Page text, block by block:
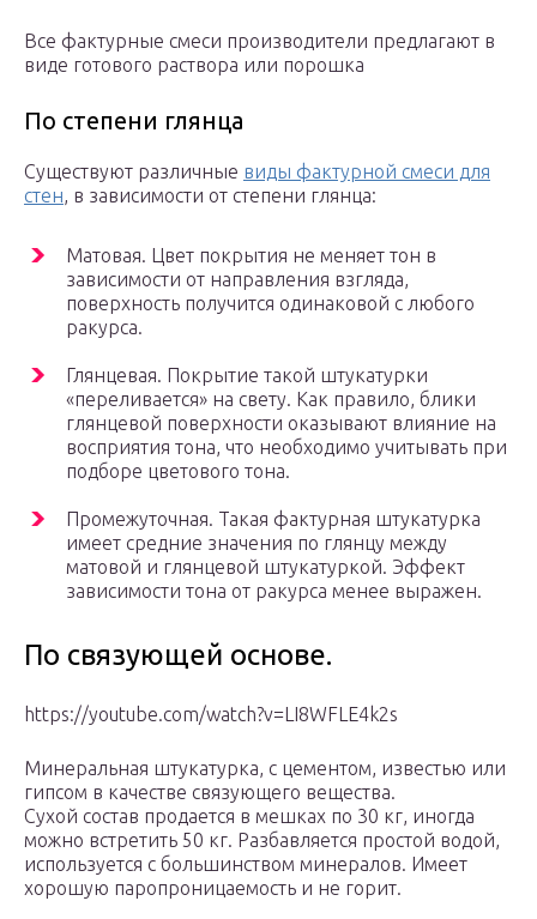
Все фактурные смеси производители предлагают в
виде готового раствора или порошка
По степени глянца
Существуют различные виды фактурной смеси для
стен, в зависимости от степени глянца:
Матовая. Цвет покрытия не меняет тон в
зависимости от направления взгляда,
поверхность получится одинаковой с любого
ракурса.
Глянцевая. Покрытие такой штукатурки
«переливается» на свету. Как правило, блики
глянцевой поверхности оказывают влияние на
восприятия тона, что необходимо учитывать при
подборе цветового тона.
Промежуточная. Такая фактурная штукатурка
имеет средние значения по глянцу между
матовой и глянцевой штукатуркой. Эффект
зависимости тона от ракурса менее выражен.
По связующей основе.
https://youtube.com/watch?v=LI8WFLE4k2s
Минеральная штукатурка, с цементом, известью или
гипсом в качестве связующего вещества.
Сухой состав продается в мешках по 30 кг, иногда
можно встретить 50 кг. Разбавляется простой водой,
используется с большинством минералов. Имеет
хорошую паропроницаемость и не горит.